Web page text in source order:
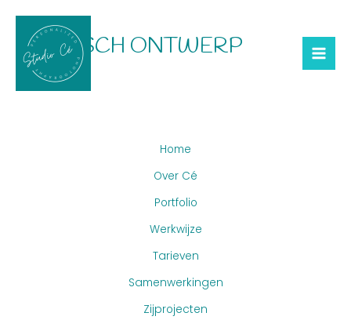
ContentGRAFISCH ONTWERP
Home
Over Cé
Portfolio
Werkwijze
Tarieven
Samenwerkingen
Zijprojecten